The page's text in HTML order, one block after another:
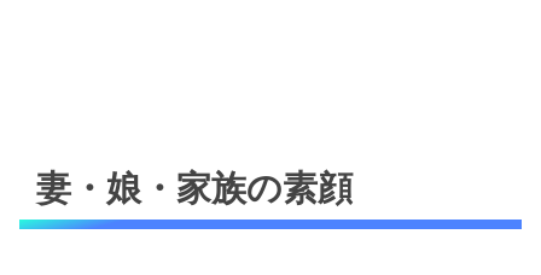
妻・娘・家族の素顔